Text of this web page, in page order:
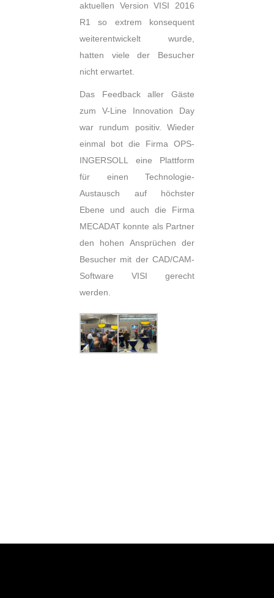
aktuellen Version VISI 2016
R1 so extrem konsequent
weiterentwickelt wurde,
hatten viele der Besucher
nicht erwartet.
Das Feedback aller Gäste
zum V-Line Innovation Day
war rundum positiv. Wieder
einmal bot die Firma OPS-
INGERSOLL eine Plattform
für einen Technologie-
Austausch auf höchster
Ebene und auch die Firma
MECADAT konnte als Partner
den hohen Ansprüchen der
Besucher mit der CAD/CAM-
Software VISI gerecht
werden.